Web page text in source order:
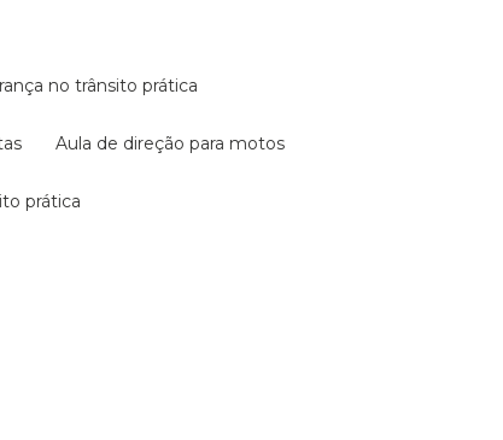
no trânsito prática
aula de direção para motos
prática